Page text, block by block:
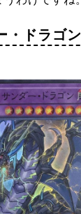
・ドラゴン